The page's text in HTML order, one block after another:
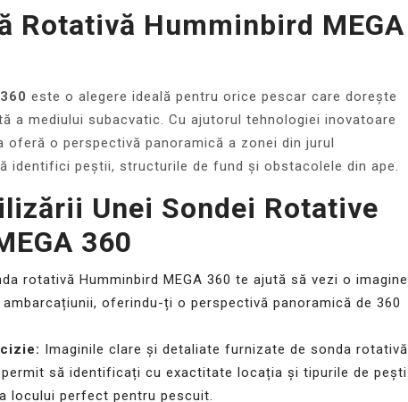
Rotativă Humminbird MEGA
este o alegere ideală pentru orice pescar care dorește
a mediului subacvatic. Cu ajutorul tehnologiei inovatoare
oferă o perspectivă panoramică a zonei din jurul
identifici peștii, structurile de fund și obstacolele din ape.
Unei Sondei Rotative
360
rotativă Humminbird MEGA 360 te ajută să vezi o imagine
oferindu-ți o perspectivă panoramică de 360
Imaginile clare și detaliate furnizate de sonda rotativă
permit să identificați cu exactitate locația și tipurile de pești
locului perfect pentru pescuit.